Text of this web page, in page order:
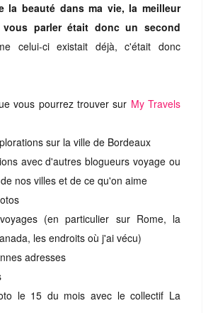
la beauté dans ma vie, la meilleur
parler était donc un second
celui-ci existait déjà, c'était donc
vous pourrez trouver sur My Travels
sur la ville de Bordeaux
avec d'autres blogueurs voyage ou
nos villes et de ce qu'on aime
(en particulier sur Rome, la
les endroits où j'ai vécu)
adresses
le 15 du mois avec le collectif La